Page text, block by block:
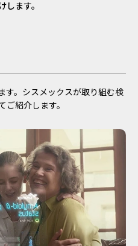
ます。
す。シスメックスが取り組む検
紹介します。